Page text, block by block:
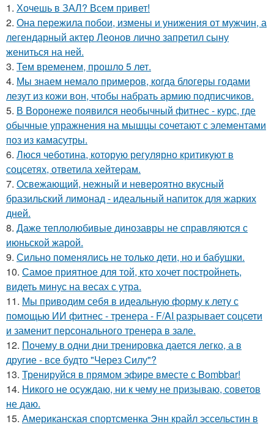
1. Хочешь в ЗАЛ? Всем привет!
2. Она пережила побои, измены и унижения от мужчин, а
легендарный актер Леонов лично запретил сыну
жениться на ней.
3. Тем временем, прошло 5 лет.
4. Мы знаем немало примеров, когда блогеры годами
лезут из кожи вон, чтобы набрать армию подписчиков.
5. В Воронеже появился необычный фитнес - курс, где
обычные упражнения на мышцы сочетают с элементами
поз из камасутры.
6. Люся чеботина, которую регулярно критикуют в
соцсетях, ответила хейтерам.
7. Освежающий, нежный и невероятно вкусный
бразильский лимонад - идеальный напиток для жарких
дней.
8. Даже теплолюбивые динозавры не справляются с
июньской жарой.
9. Сильно поменялись не только дети, но и бабушки.
10. Самое приятное для той, кто хочет постройнеть,
видеть минус на весах с утра.
11. Мы приводим себя в идеальную форму к лету с
помощью ИИ фитнес - тренера - F/AI разрывает соцсети
и заменит персонального тренера в зале.
12. Почему в одни дни тренировка дается легко, а в
другие - все будто "Через Силу"?
13. Тренируйся в прямом эфире вместе с Bombbar!
14. Никого не осуждаю, ни к чему не призываю, советов
не даю.
15. Американская спортсменка Энн крайл эссельстин в